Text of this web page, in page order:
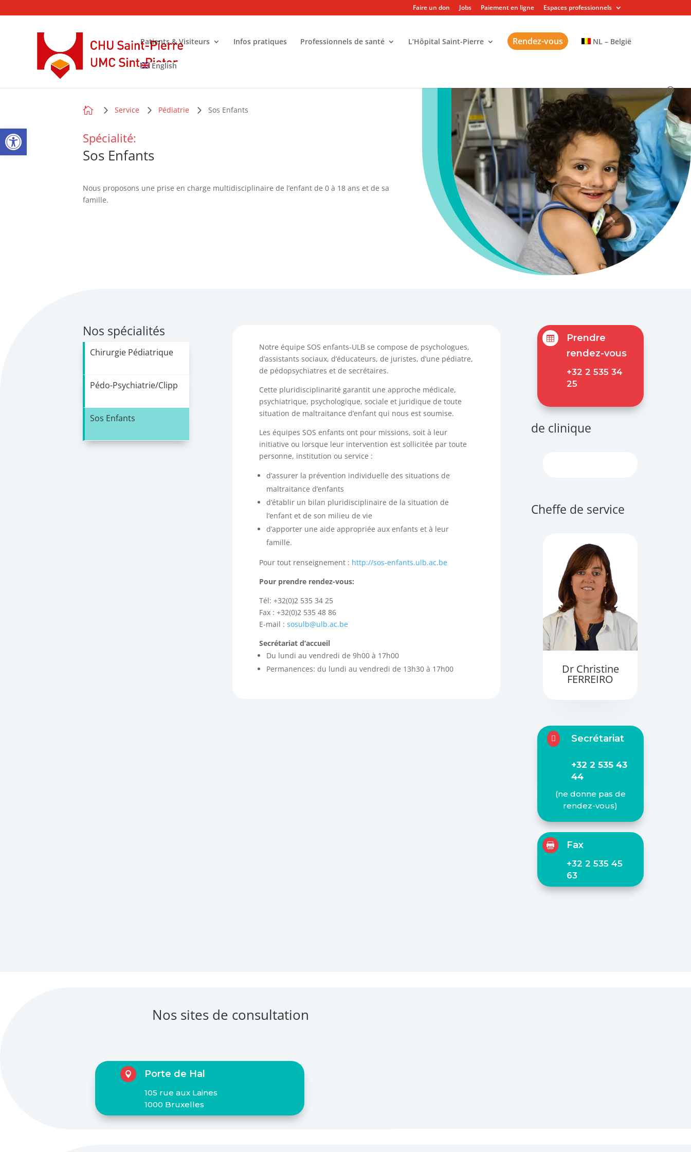
Ouvrir la barre d’outils
Faire un don Jobs Paiement en ligne Espaces professionnels
Patients & Visiteurs Infos pratiques Professionnels de santé L’Hôpital Saint-Pierre Rendez-vous NL – België
English
 Service Pédiatrie Sos Enfants
Spécialité:
Sos Enfants
Nous proposons une prise en charge multidisciplinaire de l’enfant de 0 à 18 ans et de sa
famille.
Nos spécialités
Chirurgie Pédiatrique
Pédo-Psychiatrie/Clipp
Sos Enfants
Notre équipe SOS enfants-ULB se compose de psychologues,
d’assistants sociaux, d’éducateurs, de juristes, d’une pédiatre,
de pédopsychiatres et de secrétaires.
Cette pluridisciplinarité garantit une approche médicale,
psychiatrique, psychologique, sociale et juridique de toute
situation de maltraitance d’enfant qui nous est soumise.
Les équipes SOS enfants ont pour missions, soit à leur
initiative ou lorsque leur intervention est sollicitée par toute
personne, institution ou service :
d’assurer la prévention individuelle des situations de
maltraitance d’enfants
d’établir un bilan pluridisciplinaire de la situation de
l’enfant et de son milieu de vie
d’apporter une aide appropriée aux enfants et à leur
famille.
Pour tout renseignement : http://sos-enfants.ulb.ac.be
Pour prendre rendez-vous:
Tél: +32(0)2 535 34 25
Fax : +32(0)2 535 48 86
E-mail :sosulb@ulb.ac.be
Secrétariat d’accueil
Du lundi au vendredi de 9h00 à 17h00
Permanences: du lundi au vendredi de 13h30 à 17h00

Prendre
rendez-vous
+32 2 535 34
25
de clinique
Cheffe de service
Dr Christine
FERREIRO
 Secrétariat
+32 2 535 43
44
(ne donne pas de
rendez-vous)
 Fax
+32 2 535 45
63
Nos sites de consultation
 Porte de Hal
105 rue aux Laines
1000 Bruxelles